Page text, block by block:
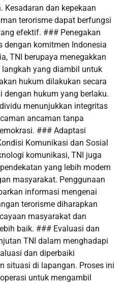
Kesadaran dan kepekaan
terorisme dapat berfungsi
efektif. ### Penegakan
dengan komitmen Indonesia
TNI berupaya menegakkan
yang diambil untuk
hukum dilakukan secara
dengan hukum yang berlaku.
menunjukkan integritas
ancaman tanpa
### Adaptasi
Komunikasi dan Sosial
komunikasi, TNI juga
yang lebih modern
masyarakat. Penggunaan
informasi mengenai
terorisme diharapkan
masyarakat dan
baik. ### Evaluasi dan
TNI dalam menghadapi
dan diperbaiki
situasi di lapangan. Proses ini
untuk mengambil